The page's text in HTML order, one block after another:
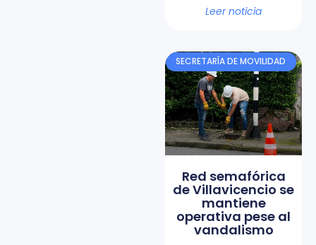
Leer noticia
SECRETARÍA DE MOVILIDAD
Red semafórica
de Villavicencio se
mantiene
operativa pese al
vandalismo